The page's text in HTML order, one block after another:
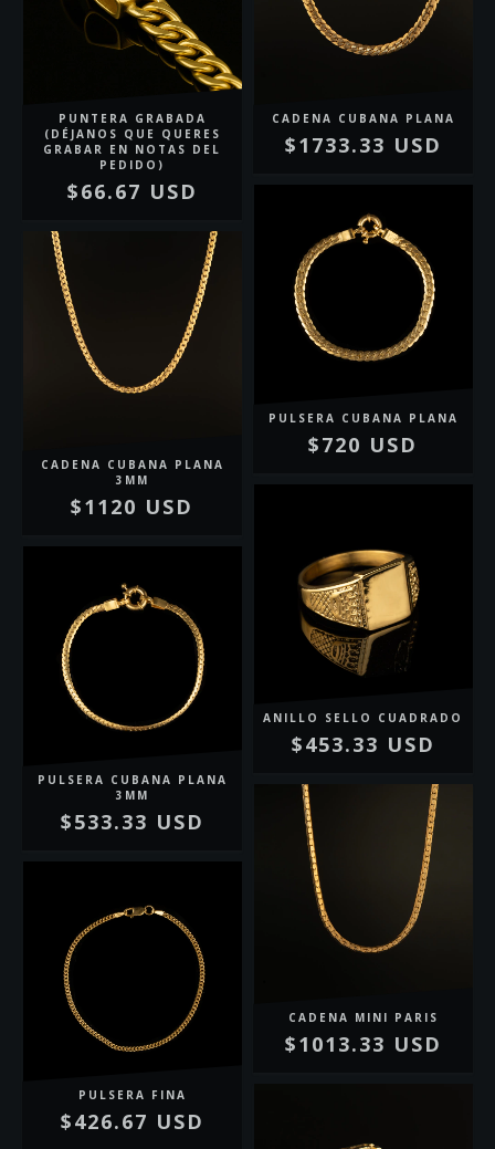
PUNTERA GRABADA
(DÉJANOS QUE QUERES
GRABAR EN NOTAS DEL
PEDIDO)
$66.67 USD
CADENA CUBANA PLANA
$1733.33 USD
CADENA CUBANA PLANA
3MM
$1120 USD
PULSERA CUBANA PLANA
$720 USD
PULSERA CUBANA PLANA
3MM
$533.33 USD
ANILLO SELLO CUADRADO
$453.33 USD
PULSERA FINA
$426.67 USD
CADENA MINI PARIS
$1013.33 USD